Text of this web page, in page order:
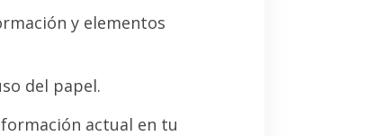
y elementos
del papel.
actual en tu